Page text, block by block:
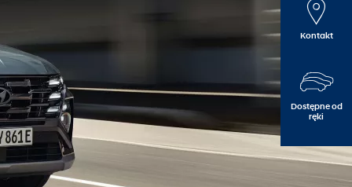
Kontakt
Dostępne od
ręki